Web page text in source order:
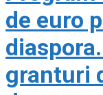
de euro
granturi